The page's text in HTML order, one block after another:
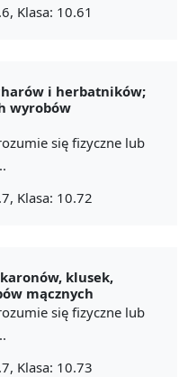
Klasa: 10.61
i herbatników;
wyrobów
się fizyczne lub
Klasa: 10.72
klusek,
mącznych
się fizyczne lub
Klasa: 10.73